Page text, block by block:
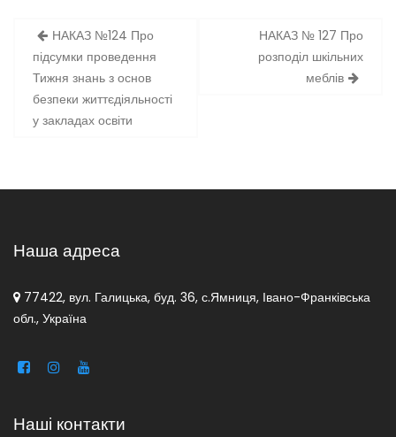
Навігація
записів
НАКАЗ №124 Про
підсумки проведення
Тижня знань з основ
безпеки життєдіяльності
у закладах освіти
НАКАЗ № 127 Про
розподіл шкільних
меблів
Наша адреса
77422, вул. Галицька, буд. 36, с.Ямниця, Івано-Франківська
обл., Україна
Наші контакти